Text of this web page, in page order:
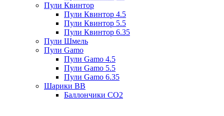
Пули Квинтор
Пули Квинтор 4.5
Пули Квинтор 5.5
Пули Квинтор 6.35
Пули Шмель
Пули Gamo
Пули Gamo 4.5
Пули Gamo 5.5
Пули Gamo 6.35
Шарики BB
Баллончики CO2